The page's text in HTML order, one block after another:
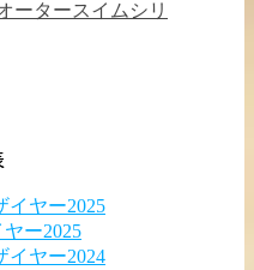
ータースイムシリ
イヤー2025
ー2025
イヤー2024